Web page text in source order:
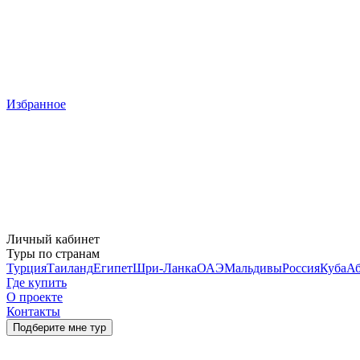
Избранное
Личный кабинет
Туры по странам
ТурцияТаиландЕгипетШри-ЛанкаОАЭМальдивыРоссияКуба
Где купить
О проекте
Контакты
Подберите мне тур